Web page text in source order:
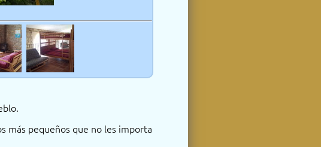
más pequeños que no les importa